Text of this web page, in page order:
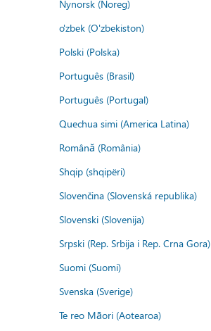
Nynorsk (Noreg)
o'zbek (O'zbekiston)
Polski (Polska)
Português (Brasil)
Português (Portugal)
Quechua simi (America Latina)
Română (România)
Shqip (shqipëri)
Slovenčina (Slovenská republika)
Slovenski (Slovenija)
Srpski (Rep. Srbija i Rep. Crna Gora)
Suomi (Suomi)
Svenska (Sverige)
Te reo Māori (Aotearoa)